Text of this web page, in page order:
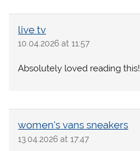
live tv
10.04.2026 at 11:57
Absolutely loved reading this!
women's vans sneakers
13.04.2026 at 17:47